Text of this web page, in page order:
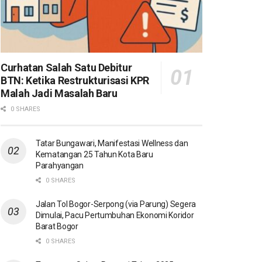
Curhatan Salah Satu Debitur
BTN: Ketika Restrukturisasi KPR
Malah Jadi Masalah Baru
0 SHARES
Tatar Bungawari, Manifestasi Wellness dan
Kematangan 25 Tahun Kota Baru
Parahyangan
0 SHARES
Jalan Tol Bogor-Serpong (via Parung) Segera
Dimulai, Pacu Pertumbuhan Ekonomi Koridor
Barat Bogor
0 SHARES